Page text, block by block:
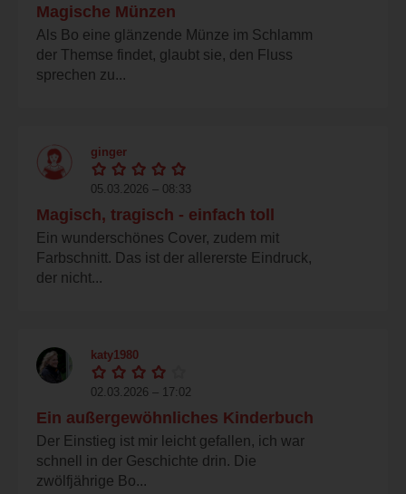
Magische Münzen
Als Bo eine glänzende Münze im Schlamm
der Themse findet, glaubt sie, den Fluss
sprechen zu...
ginger
05.03.2026 – 08:33
Magisch, tragisch - einfach toll
Ein wunderschönes Cover, zudem mit
Farbschnitt. Das ist der allererste Eindruck,
der nicht...
katy1980
02.03.2026 – 17:02
Ein außergewöhnliches Kinderbuch
Der Einstieg ist mir leicht gefallen, ich war
schnell in der Geschichte drin. Die
zwölfjährige Bo...